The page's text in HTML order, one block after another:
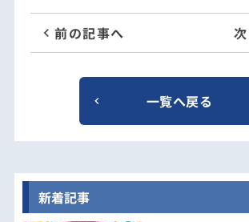
前の記事へ
一覧へ戻る
新着記事